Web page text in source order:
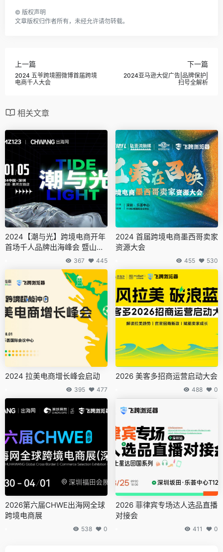
© 版权声明
文章版权归作者所有，未经允许请勿转载。
上一篇
2024 五爷跨境圈微博首届跨境
电商千人大会
下一篇
2024亚马逊大促广告|品牌保护|
扫号全解析
相关文章
2024【潮与光】跨境电商开年
首场千人品牌出海峰会 暨山海
367 445
2024 首届跨境电商墨西哥卖家
资源大会
455 530
2024 拉美电商增长峰会启动
395 477
2026 美客多招商运营启动大会
488 0
2026第六届CHWE出海网全球
跨境电商展
538 0
2026 菲律宾专场达人选品直播
对接会
411 0